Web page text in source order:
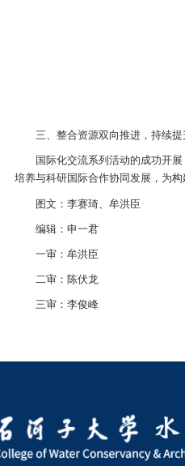
与会专家展开深入研讨，
不仅延续了中巴传统友谊，也
编辑：申一君
一审：牟洪臣